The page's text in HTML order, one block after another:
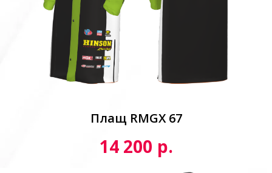
Плащ RMGX 67
14 200 р.